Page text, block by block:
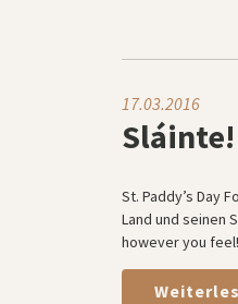
17.03.2016
Sláinte!
St. Paddy’s Day
Land und seinen
however you